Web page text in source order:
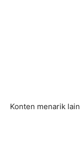
Konten menarik